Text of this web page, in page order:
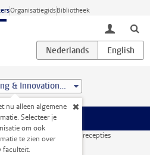
OrganisatiegidsBibliotheek
toggle
Leiden Learning & Innovation Centre
nu alleen algemene
Selecteer je
om ook
te zien over
faculteit.
Servicedesks en recepties